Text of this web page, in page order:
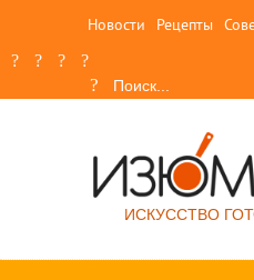
Новости Рецепты
ИСКУССТВО